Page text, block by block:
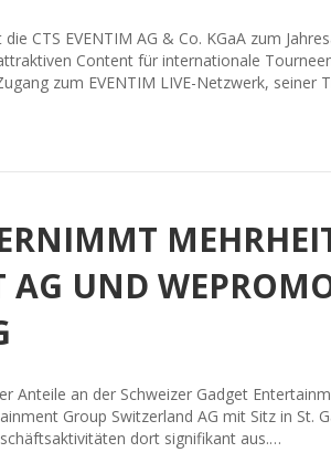
CTS EVENTIM AG & Co. KGaA zum
Content für internationale
zum EVENTIM LIVE-Netzwerk,
UND
Anteile an der Schweizer Gadget
Group Switzerland AG mit Sitz in St.
dort signifikant aus.…